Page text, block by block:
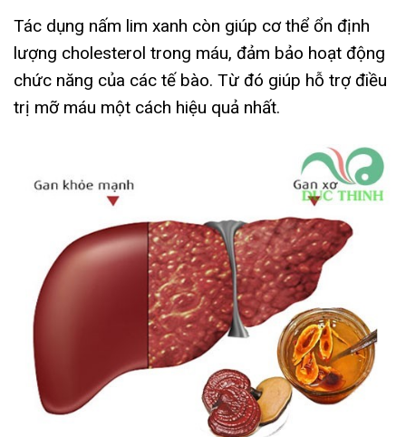
Tác dụng nấm lim xanh còn giúp cơ thể ổn định
lượng cholesterol trong máu, đảm bảo hoạt động
chức năng của các tế bào. Từ đó giúp hỗ trợ điều
trị mỡ máu một cách hiệu quả nhất.